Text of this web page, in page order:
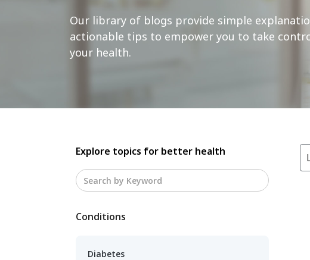
Our library of blogs provide simple
actionable tips to empower you to take
your health.
Explore topics for better health
Conditions
Diabetes